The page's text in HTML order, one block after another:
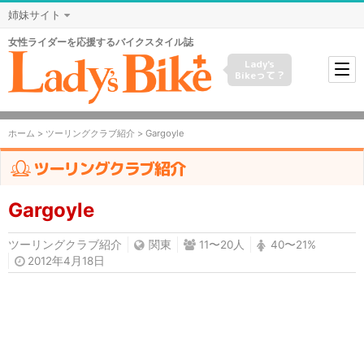
姉妹サイト
女性ライダーを応援するバイクスタイル誌
Lady's
Bikeって？
ホーム > ツーリングクラブ紹介 > Gargoyle
ツーリングクラブ紹介
Gargoyle
ツーリングクラブ紹介 関東 11〜20人
40〜21%
2012年4月18日